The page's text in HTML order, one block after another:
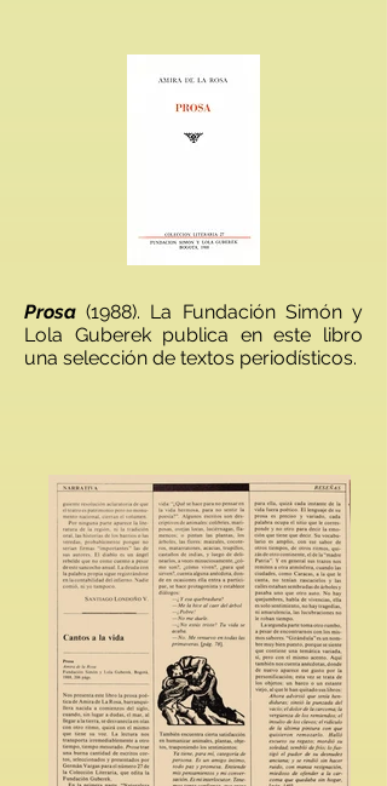
Prosa (1988). La Fundación Simón y
Lola Guberek publica en este libro
una selección de textos periodísticos.